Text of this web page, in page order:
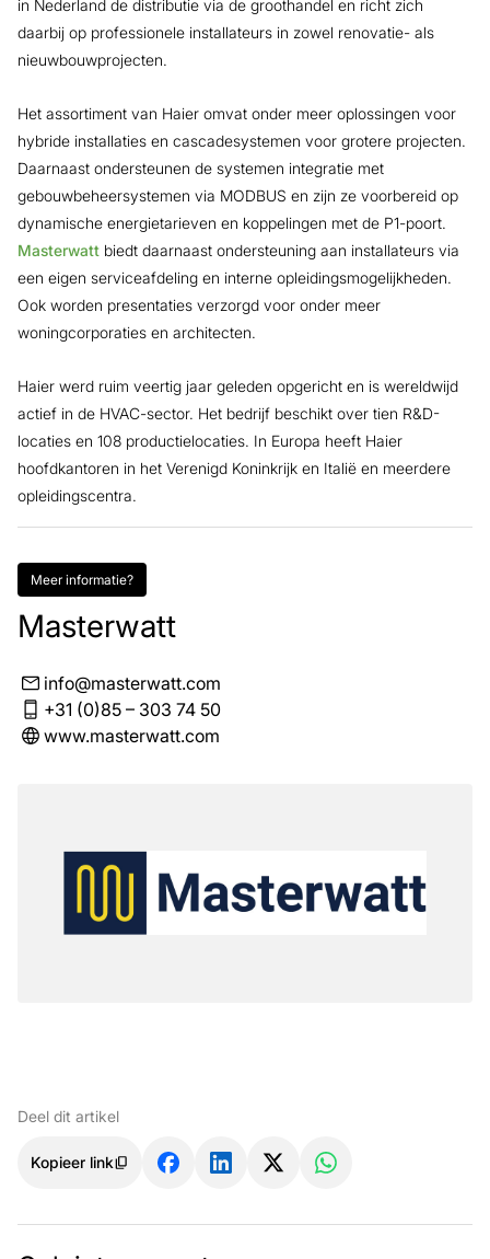
in Nederland de distributie via de groothandel en richt zich
daarbij op professionele installateurs in zowel renovatie- als
nieuwbouwprojecten.
Het assortiment van Haier omvat onder meer oplossingen voor
hybride installaties en cascadesystemen voor grotere projecten.
Daarnaast ondersteunen de systemen integratie met
gebouwbeheersystemen via MODBUS en zijn ze voorbereid op
dynamische energietarieven en koppelingen met de P1-poort.
Masterwatt biedt daarnaast ondersteuning aan installateurs via
een eigen serviceafdeling en interne opleidingsmogelijkheden.
Ook worden presentaties verzorgd voor onder meer
woningcorporaties en architecten.
Haier werd ruim veertig jaar geleden opgericht en is wereldwijd
actief in de HVAC-sector. Het bedrijf beschikt over tien R&D-
locaties en 108 productielocaties. In Europa heeft Haier
hoofdkantoren in het Verenigd Koninkrijk en Italië en meerdere
opleidingscentra.
Meer informatie?
Masterwatt
info@masterwatt.com
+31 (0)85 – 303 74 50
www.masterwatt.com
Deel dit artikel
Kopieer link